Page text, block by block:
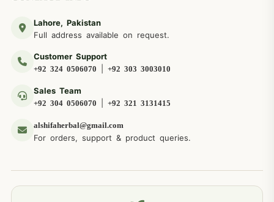
Lahore, Pakistan
Full address available on request.
Customer Support
+92 324 0506070 +92 303 3003010
Sales Team
+92 304 0506070 +92 321 3131415
alshifaherbal@gmail.com
For orders, support & product queries.